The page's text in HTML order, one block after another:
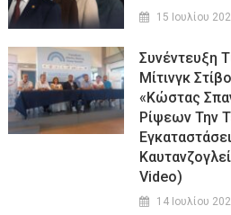
15 Ιουλίου
Συνέντευξη
Μίτινγκ
«Κώστας
Ρίψεων Την
Video)
14 Ιουλίου